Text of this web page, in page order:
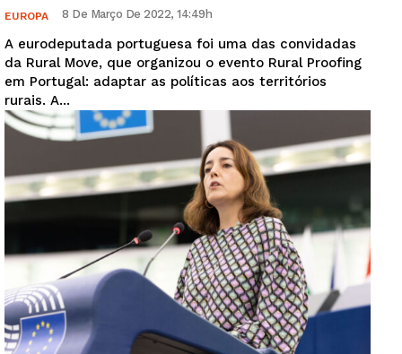
EUROPA 8 De Março De 2022, 14:49h
A eurodeputada portuguesa foi uma das convidadas
da Rural Move, que organizou o evento Rural Proofing
em Portugal: adaptar as políticas aos territórios
rurais. A...